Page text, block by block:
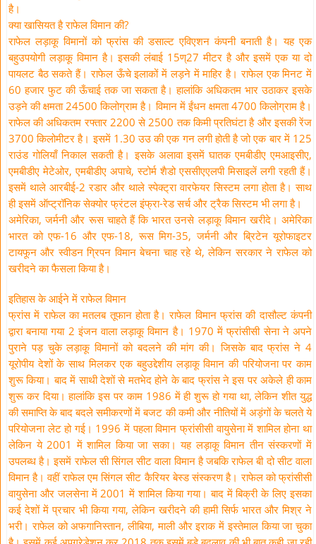
है।
क्या खासियत है राफेल विमान की?
राफेल लड़ाकू विमानों को फ्रांस की डसाल्ट एविएशन कंपनी बनाती है। यह एक
बहुउपयोगी लड़ाकू विमान है। इसकी लंबाई 15ण्27 मीटर है और इसमें एक या दो
पायलट बैठ सकते हैं। राफेल ऊँचे इलाकों में लड़ने में माहिर है। राफेल एक मिनट में
60 हजार फुट की ऊँचाई तक जा सकता है। हालांकि अधिकतम भार उठाकर इसके
उड़ने की क्षमता 24500 किलोग्राम है। विमान में ईंधन क्षमता 4700 किलोग्राम है।
राफेल की अधिकतम रफ्तार 2200 से 2500 तक किमी प्रतिघंटा है और इसकी रेंज
3700 किलोमीटर है। इसमें 1.30 उउ की एक गन लगी होती है जो एक बार में 125
राउंड गोलियाँ निकाल सकती है। इसके अलावा इसमें घातक एमबीडीए एमआइसीए,
एमबीडीए मेटेओर, एमबीडीए अपाचे, स्टोर्म शैडो एससीएएलपी मिसाइलें लगी रहती हैं।
इसमें थाले आरबीई-2 रडार और थाले स्पेक्ट्रा वारफेयर सिस्टम लगा होता है। साथ
ही इसमें ऑप्ट्रॉनिक सेक्योर फ्रंटल इंफ्रा-रेड सर्च और ट्रैक सिस्टम भी लगा है।
अमेरिका, जर्मनी और रूस चाहते हैं कि भारत उनसे लड़ाकू विमान खरीदे। अमेरिका
भारत को एफ-16 और एफ-18, रूस मिग-35, जर्मनी और ब्रिटेन यूरोफाइटर
टायफून और स्वीडन ग्रिपन विमान बेचना चाह रहे थे, लेकिन सरकार ने राफेल को
खरीदने का फैसला किया है।
इतिहास के आईने में राफेल विमान
फ्रांस में राफेल का मतलब तूफान होता है। राफेल विमान फ्रांस की दासौल्ट कंपनी
द्वारा बनाया गया 2 इंजन वाला लड़ाकू विमान है। 1970 में फ्रांसीसी सेना ने अपने
पुराने पड़ चुके लड़ाकू विमानों को बदलने की मांग की। जिसके बाद फ्रांस ने 4
यूरोपीय देशों के साथ मिलकर एक बहुउद्देशीय लड़ाकू विमान की परियोजना पर काम
शुरू किया। बाद में साथी देशों से मतभेद होने के बाद फ्रांस ने इस पर अकेले ही काम
शुरू कर दिया। हालांकि इस पर काम 1986 में ही शुरू हो गया था, लेकिन शीत युद्ध
की समाप्ति के बाद बदले समीकरणों में बजट की कमी और नीतियों में अड़ंगों के चलते ये
परियोजना लेट हो गई। 1996 में पहला विमान फ्रांसीसी वायुसेना में शामिल होना था
लेकिन ये 2001 में शामिल किया जा सका। यह लड़ाकू विमान तीन संस्करणों में
उपलब्ध है। इसमें राफेल सी सिंगल सीट वाला विमान है जबकि राफेल बी दो सीट वाला
विमान है। वहीं राफेल एम सिंगल सीट कैरियर बेस्ड संस्करण है। राफेल को फ्रांसीसी
वायुसेना और जलसेना में 2001 में शामिल किया गया। बाद में बिक्री के लिए इसका
कई देशों में प्रचार भी किया गया, लेकिन खरीदने की हामी सिर्फ भारत और मिश्र ने
भरी। राफेल को अफगानिस्तान, लीबिया, माली और इराक में इस्तेमाल किया जा चुका